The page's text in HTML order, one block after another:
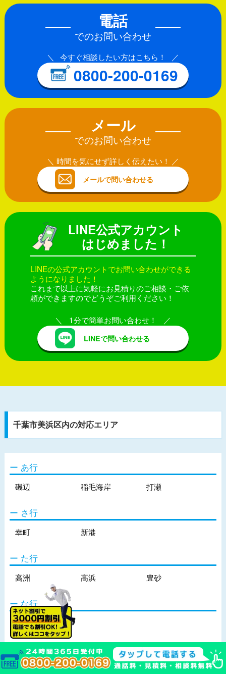
電話
でのお問い合わせ
今すぐ相談したい方はこちら！
0800-200-0169
メール
でのお問い合わせ
時間を気にせず詳しく伝えたい！
メールで問い合わせる
LINE公式アカウント
はじめました！
LINEの公式アカウントでお問い合わせができる
ようになりました！
これまで以上に気軽にお見積りのご相談・ご依
頼ができますのでどうぞご利用ください！
1分で簡単お問い合わせ！
LINEで問い合わせる
千葉市美浜区内の対応エリア
あ行
磯辺 稲毛海岸 打瀬
さ行
幸町 新港
た行
高洲 高浜 豊砂
な行
中瀬
は行
浜田 ひび野